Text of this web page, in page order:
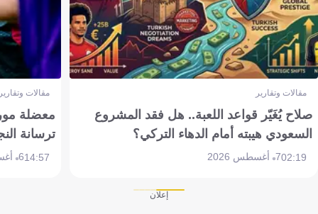
مقالات وتقارير
صلاح يُغَيّر قواعد اللعبة.. هل فقد المشروع
السعودي هيبته أمام الدهاء التركي؟
02:197 أغسطس 2026
مقالات
معضلة
ترسانة
14:576 أغسطس 2026
إعلان